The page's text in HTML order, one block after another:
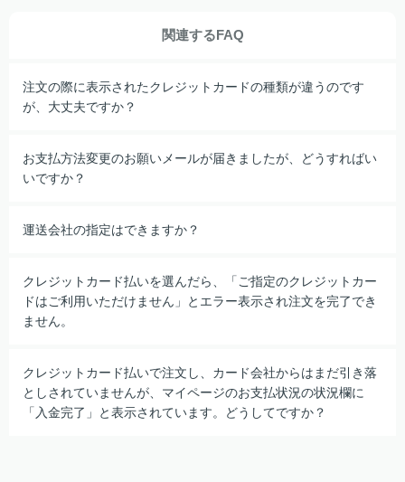
関連するFAQ
注文の際に表示されたクレジットカードの種類が違うのです
が、大丈夫ですか？
お支払方法変更のお願いメールが届きましたが、どうすればい
いですか？
運送会社の指定はできますか？
クレジットカード払いを選んだら、「ご指定のクレジットカー
ドはご利用いただけません」とエラー表示され注文を完了でき
ません。
クレジットカード払いで注文し、カード会社からはまだ引き落
としされていませんが、マイページのお支払状況の状況欄に
「入金完了」と表示されています。どうしてですか？